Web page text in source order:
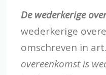
De wederkerige
wederkerige
omschreven in
overeenkomst is